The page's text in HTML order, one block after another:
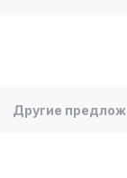
Другие